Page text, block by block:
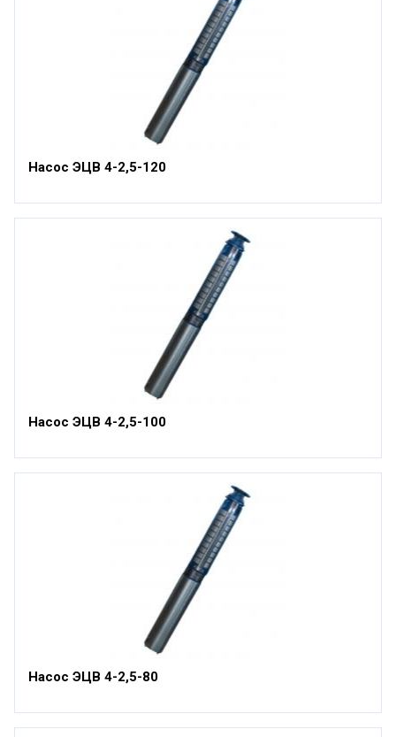
Насос ЭЦВ 4-2,5-120
Насос ЭЦВ 4-2,5-100
Насос ЭЦВ 4-2,5-80